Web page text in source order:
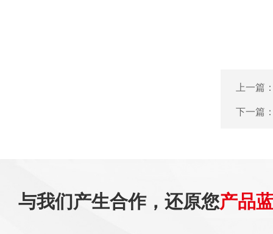
上一篇
下一篇
与我们产生合作，还原您产品